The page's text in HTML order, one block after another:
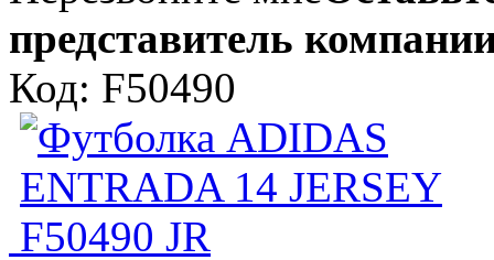
представитель
Код: F50490